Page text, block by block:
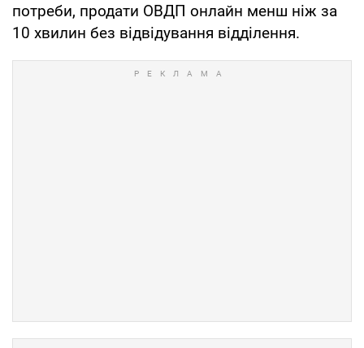
потреби, продати ОВДП онлайн менш ніж за
10 хвилин без відвідування відділення.